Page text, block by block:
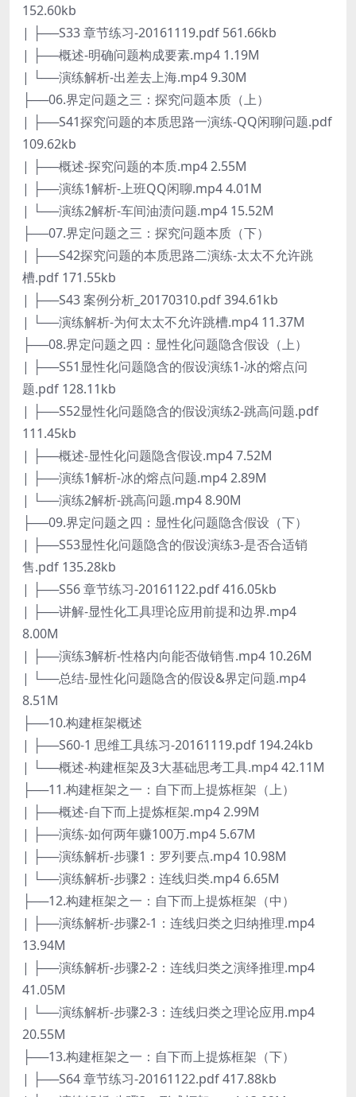
152.60kb
| ├──S33 章节练习-20161119.pdf 561.66kb
| ├──概述-明确问题构成要素.mp4 1.19M
| └──演练解析-出差去上海.mp4 9.30M
├──06.界定问题之三：探究问题本质（上）
| ├──S41探究问题的本质思路一演练-QQ闲聊问题.pdf
109.62kb
| ├──概述-探究问题的本质.mp4 2.55M
| ├──演练1解析-上班QQ闲聊.mp4 4.01M
| └──演练2解析-车间油渍问题.mp4 15.52M
├──07.界定问题之三：探究问题本质（下）
| ├──S42探究问题的本质思路二演练-太太不允许跳
槽.pdf 171.55kb
| ├──S43 案例分析_20170310.pdf 394.61kb
| └──演练解析-为何太太不允许跳槽.mp4 11.37M
├──08.界定问题之四：显性化问题隐含假设（上）
| ├──S51显性化问题隐含的假设演练1-冰的熔点问
题.pdf 128.11kb
| ├──S52显性化问题隐含的假设演练2-跳高问题.pdf
111.45kb
| ├──概述-显性化问题隐含假设.mp4 7.52M
| ├──演练1解析-冰的熔点问题.mp4 2.89M
| └──演练2解析-跳高问题.mp4 8.90M
├──09.界定问题之四：显性化问题隐含假设（下）
| ├──S53显性化问题隐含的假设演练3-是否合适销
售.pdf 135.28kb
| ├──S56 章节练习-20161122.pdf 416.05kb
| ├──讲解-显性化工具理论应用前提和边界.mp4
8.00M
| ├──演练3解析-性格内向能否做销售.mp4 10.26M
| └──总结-显性化问题隐含的假设&界定问题.mp4
8.51M
├──10.构建框架概述
| ├──S60-1 思维工具练习-20161119.pdf 194.24kb
| └──概述-构建框架及3大基础思考工具.mp4 42.11M
├──11.构建框架之一：自下而上提炼框架（上）
| ├──概述-自下而上提炼框架.mp4 2.99M
| ├──演练-如何两年赚100万.mp4 5.67M
| ├──演练解析-步骤1：罗列要点.mp4 10.98M
| └──演练解析-步骤2：连线归类.mp4 6.65M
├──12.构建框架之一：自下而上提炼框架（中）
| ├──演练解析-步骤2-1：连线归类之归纳推理.mp4
13.94M
| ├──演练解析-步骤2-2：连线归类之演绎推理.mp4
41.05M
| └──演练解析-步骤2-3：连线归类之理论应用.mp4
20.55M
├──13.构建框架之一：自下而上提炼框架（下）
| ├──S64 章节练习-20161122.pdf 417.88kb